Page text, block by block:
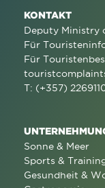
KONTAKT
Deputy Ministry
Für
Für
T: (+357)
Sonne & Meer
Sports &
Gesundheit &